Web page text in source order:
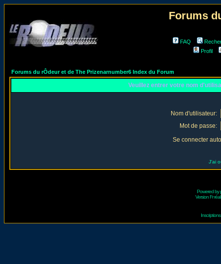
Forums
FAQ
Profil
Forums du rÔdeur et de The Prizenarnumber6 Index du Forum
Veuillez entrer votre nom
Nom d'utilisateur:
Mot de passe:
Se connecter
J'ai
Powered by
Version Fr